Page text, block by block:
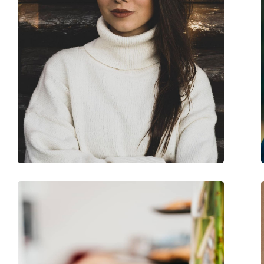
accessoires
Koker:
Reinigingsdoekje:
Overig
Geslacht:
Zonnebril voor
Categorie:
Brillen
Merk:
David Beckham
Code:
DB 1018 2W8 20 47